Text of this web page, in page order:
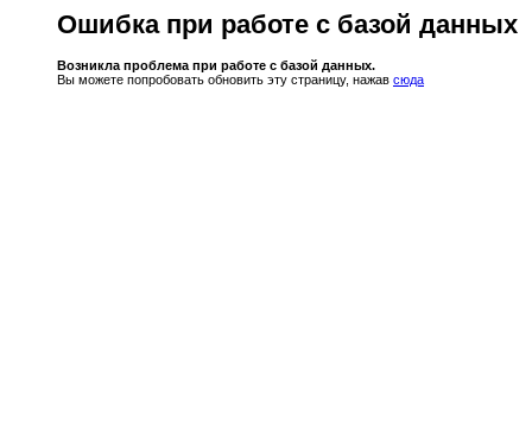
Ошибка при работе с базой данных
Возникла проблема при работе с базой данных.
Вы можете попробовать обновить эту страницу, нажав сюда